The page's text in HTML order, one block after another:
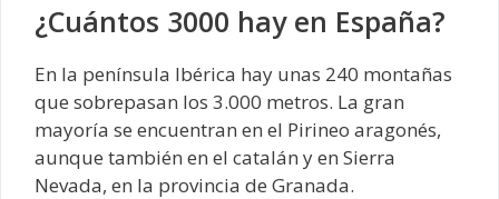
¿Cuántos 3000 hay en España?
En la península Ibérica hay unas 240 montañas
que sobrepasan los 3.000 metros. La gran
mayoría se encuentran en el Pirineo aragonés,
aunque también en el catalán y en Sierra
Nevada, en la provincia de Granada.